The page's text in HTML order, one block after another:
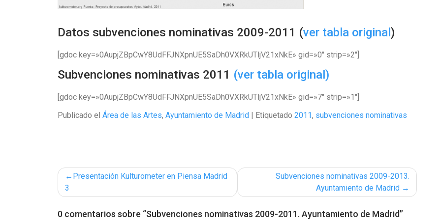
Datos subvenciones nominativas 2009-2011 (ver tabla original )
[gdoc key=»0AupjZBpCwY8UdFFJNXpnUE5SaDh0VXRkUTljV21xNkE» gid=»0″ strip=»2″]
Subvenciones nominativas 2011 (ver tabla original)
[gdoc key=»0AupjZBpCwY8UdFFJNXpnUE5SaDh0VXRkUTljV21xNkE» gid=»7″ strip=»1″]
Publicado el Área de las Artes, Ayuntamiento de Madrid Etiquetado 2011, subvenciones nominativas
Navegación
de
entradas
Presentación Kulturometer en Piensa Madrid
3
Subvenciones nominativas 2009-2013.
Ayuntamiento de Madrid
0 comentarios sobre “Subvenciones nominativas 2009-2011. Ayuntamiento de Madrid”